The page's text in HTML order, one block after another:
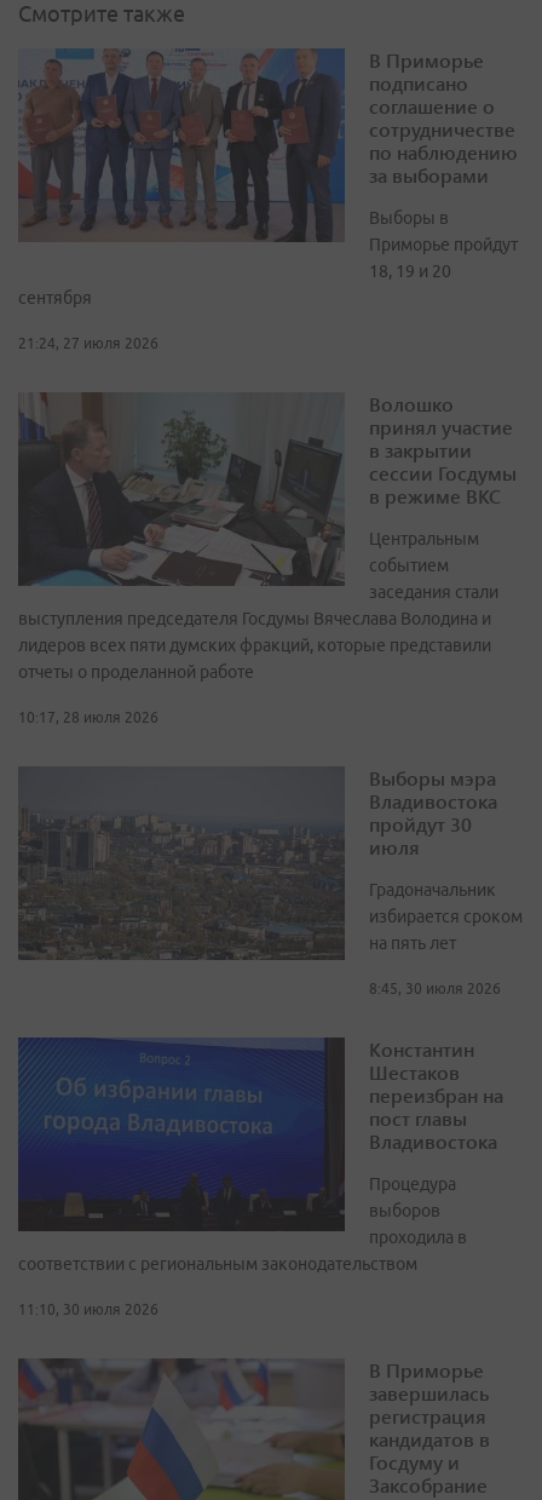
Смотрите также
В Приморье
подписано
соглашение о
сотрудничестве
по наблюдению
за выборами
Выборы в
Приморье пройдут
18, 19 и 20
сентября
21:24, 27 июля 2026
Волошко
принял участие
в закрытии
сессии Госдумы
в режиме ВКС
Центральным
событием
заседания стали
выступления председателя Госдумы Вячеслава Володина и
лидеров всех пяти думских фракций, которые представили
отчеты о проделанной работе
10:17, 28 июля 2026
Выборы мэра
Владивостока
пройдут 30
июля
Градоначальник
избирается сроком
на пять лет
8:45, 30 июля 2026
Константин
Шестаков
переизбран на
пост главы
Владивостока
Процедура
выборов
проходила в
соответствии с региональным законодательством
11:10, 30 июля 2026
В Приморье
завершилась
регистрация
кандидатов в
Госдуму и
Заксобрание